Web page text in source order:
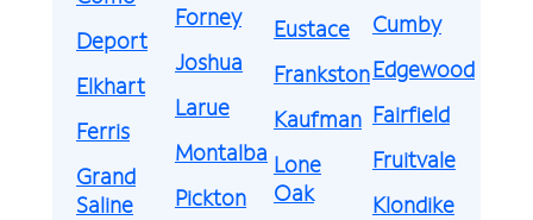
Deport
Elkhart
Ferris
Grand
Saline
Forney
Joshua
Larue
Montalba
Pickton
Eustace
Frankston
Kaufman
Lone
Oak
Cumby
Edgewood
Fairfield
Fruitvale
Klondike